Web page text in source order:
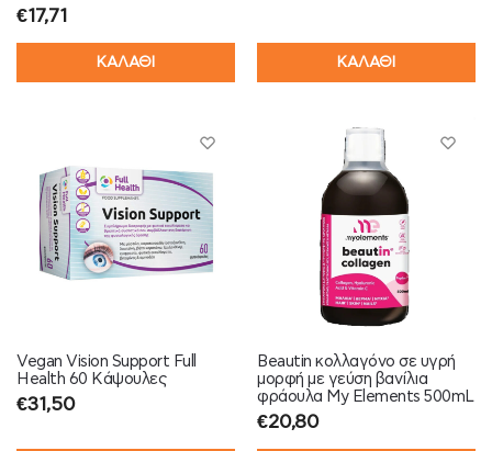
€17,71
ΚΑΛΑΘΙ ΚΑΛΑΘΙ
Vegan Vision Support Full
Health 60 Κάψουλες
€31,50
Beautin κολλαγόνο σε υγρή
μορφή με γεύση βανίλια
φράουλα My Elements 500mL
€20,80